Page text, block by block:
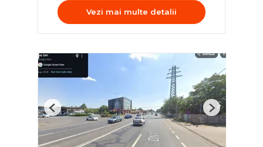
Vezi mai multe detalii
Previous Next